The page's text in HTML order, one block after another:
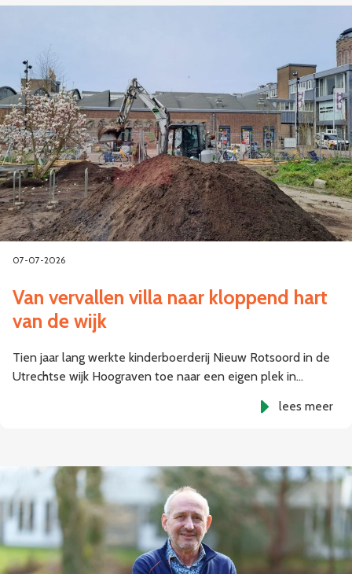
07-07-2026
Van vervallen villa naar kloppend hart
van de wijk
Tien jaar lang werkte kinderboerderij Nieuw Rotsoord in de
Utrechtse wijk Hoograven toe naar een eigen plek in…
lees meer